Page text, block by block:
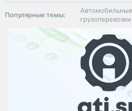
Популярные темы:
Автомобильные
грузоперевозки
Региональная
логистика
ЭДО, ИТ в
логистике
Дороги,
инфраструктура